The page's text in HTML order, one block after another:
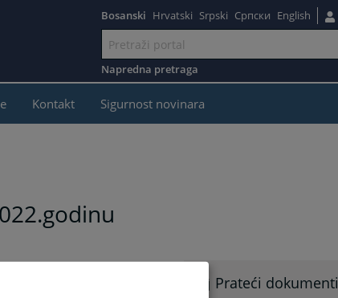
Bosanski Hrvatski Srpski Српски English
Napredna pretraga
Kontakt Sigurnost novinara
Prateći dokumenti